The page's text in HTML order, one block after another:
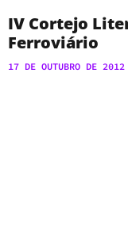
IV Cortejo
Ferroviário
17 DE OUTUBRO DE 2012